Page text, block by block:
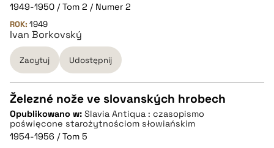
pobierz cytat
BIBTEX
pobierz cytat
1949-1950 / Tom 2 / Numer 2
ROK: 1949
Ivan Borkovský
Zacytuj Udostępnij
CZYSTY TEKST
Železné nože ve slovanských hrobech
Opublikowano w: Slavia Antiqua : czasopismo
poświęcone starożytnościom słowiańskim
1954-1956 / Tom 5